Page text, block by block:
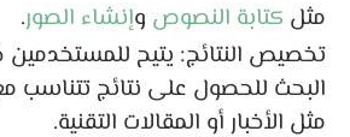
مثل كتابة النصوص وإنشاء الصور.
تخصيص النتائج: يتيح
البحث للحصول على نتائج تتناسب
مثل الأخبار أو المقالات التقنية.